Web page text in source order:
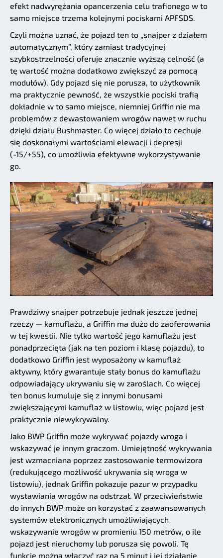
efekt nadwyrężania opancerzenia celu trafionego w to
samo miejsce trzema kolejnymi pociskami APFSDS.
Czyli można uznać, że pojazd ten to „snajper z działem
automatycznym”, który zamiast tradycyjnej
szybkostrzelności oferuje znacznie wyższą celność (a
tę wartość można dodatkowo zwiększyć za pomocą
modułów). Gdy pojazd się nie porusza, to użytkownik
ma praktycznie pewność, że wszystkie pociski trafią
dokładnie w to samo miejsce, niemniej Griffin nie ma
problemów z dewastowaniem wrogów nawet w ruchu
dzięki działu Bushmaster. Co więcej działo to cechuje
się doskonałymi wartościami elewacji i depresji
(-15/+55), co umożliwia efektywne wykorzystywanie
go.
Prawdziwy snajper potrzebuje jednak jeszcze jednej
rzeczy — kamuflażu, a Griffin ma dużo do zaoferowania
w tej kwestii. Nie tylko wartość jego kamuflażu jest
ponadprzecięta (jak na ten poziom i klasę pojazdu), to
dodatkowo Griffin jest wyposażony w kamuflaż
aktywny, który gwarantuje stały bonus do kamuflażu
odpowiadający ukrywaniu się w zaroślach. Co więcej
ten bonus kumuluje się z innymi bonusami
zwiększającymi kamuflaż w listowiu, więc pojazd jest
praktycznie niewykrywalny.
Jako BWP Griffin może wykrywać pojazdy wroga i
wskazywać je innym graczom. Umiejętność wykrywania
jest wzmacniana poprzez zastosowanie termowizora
(redukującego możliwość ukrywania się wroga w
listowiu), jednak Griffin pokazuje pazur w przypadku
wystawiania wrogów na odstrzał. W przeciwieństwie
do innych BWP może on korzystać z zaawansowanych
systemów elektronicznych umożliwiających
wskazywanie wrogów w promieniu 150 metrów, o ile
pojazd jest nieruchomy lub porusza się powoli. Tę
funkcję można włączyć raz na 5 minut i jej działanie